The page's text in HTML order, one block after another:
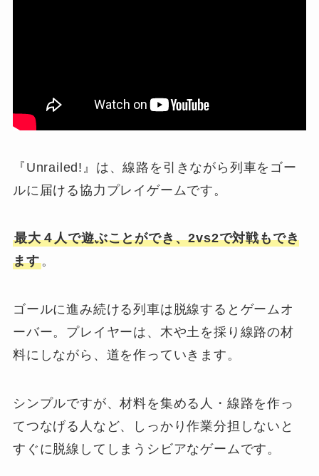
『Unrailed!』は、線路を引きながら列車をゴー
ルに届ける協力プレイゲームです。
最大４人で遊ぶことができ、2vs2で対戦もでき
ます。
ゴールに進み続ける列車は脱線するとゲームオ
ーバー。プレイヤーは、木や土を採り線路の材
料にしながら、道を作っていきます。
シンプルですが、材料を集める人・線路を作っ
てつなげる人など、しっかり作業分担しないと
すぐに脱線してしまうシビアなゲームです。